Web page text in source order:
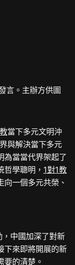
言。主辦方供圖
當下多元文明沖
與解決當下多元
為當當代界架起了
哲學聰明， 1對1教
一個多元共榮、
，中國加深了對新
下來即將開展的新
要的清楚。